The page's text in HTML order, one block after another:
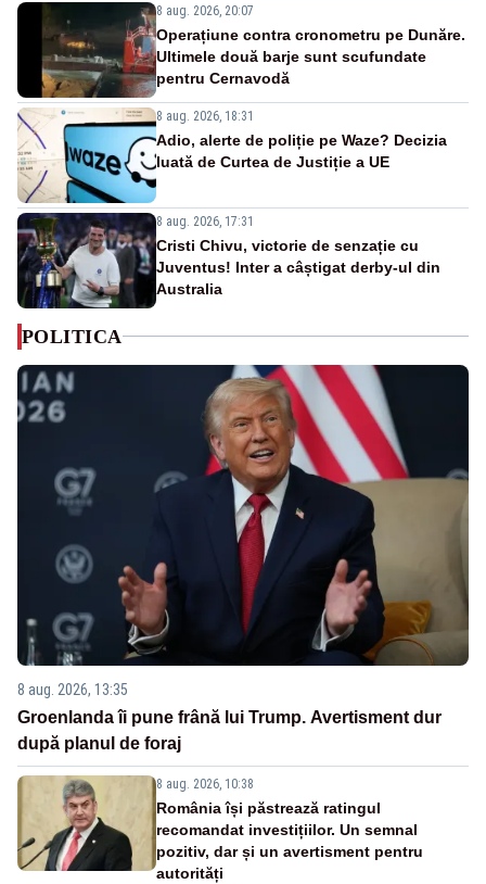
8 aug. 2026, 20:07
Operațiune contra cronometru pe Dunăre.
Ultimele două barje sunt scufundate
pentru Cernavodă
8 aug. 2026, 18:31
Adio, alerte de poliție pe Waze? Decizia
luată de Curtea de Justiție a UE
8 aug. 2026, 17:31
Cristi Chivu, victorie de senzație cu
Juventus! Inter a câștigat derby-ul din
Australia
POLITICA
8 aug. 2026, 13:35
Groenlanda îi pune frână lui Trump. Avertisment dur
după planul de foraj
8 aug. 2026, 10:38
România își păstrează ratingul
recomandat investițiilor. Un semnal
pozitiv, dar și un avertisment pentru
autorități